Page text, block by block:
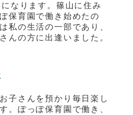
なります。篠山に住み
保育園で働き始めたの
私の生活の一部であり、
んの方に出逢いました。
子さんを預かり毎日楽し
。ぽっぽ保育園で働き、